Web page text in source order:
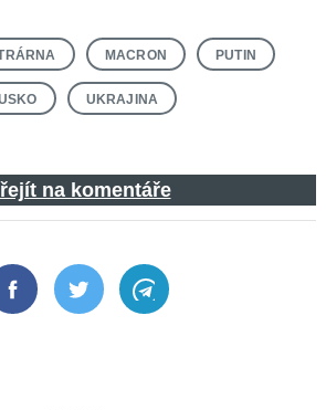
MACRON PUTIN
UKRAJINA
na komentáře
FacebookTwitter Telegram